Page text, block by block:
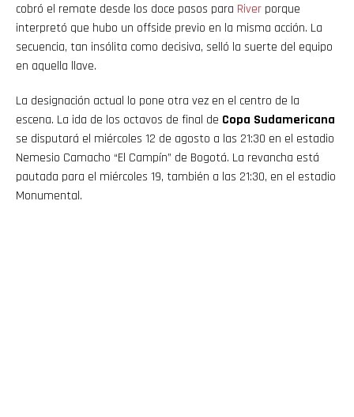
cobró el remate desde los doce pasos para River porque
interpretó que hubo un offside previo en la misma acción. La
secuencia, tan insólita como decisiva, selló la suerte del equipo
en aquella llave.
La designación actual lo pone otra vez en el centro de la
escena. La ida de los octavos de final de Copa Sudamericana
se disputará el miércoles 12 de agosto a las 21:30 en el estadio
Nemesio Camacho “El Campín” de Bogotá. La revancha está
pautada para el miércoles 19, también a las 21:30, en el estadio
Monumental.